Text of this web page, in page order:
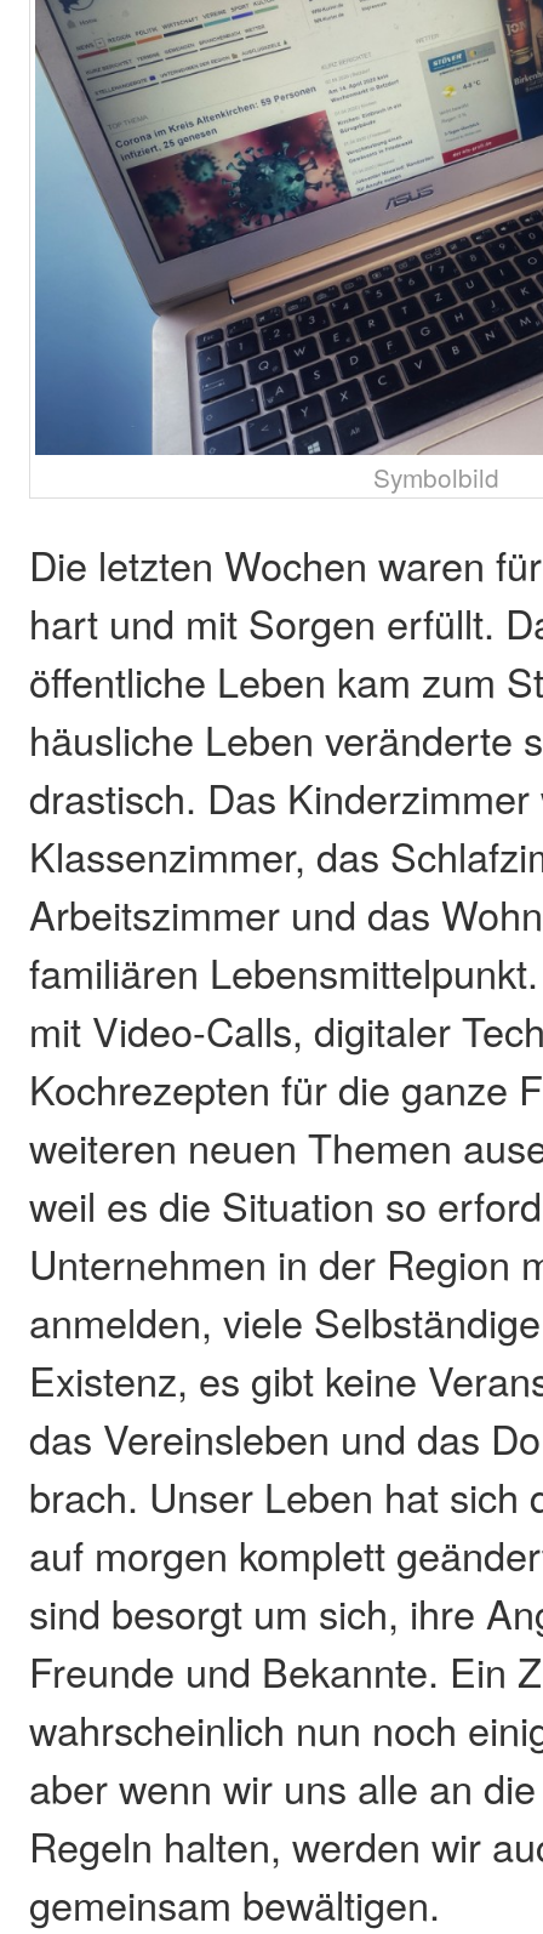
Symbolbild
Die letzten Wochen waren
hart und mit Sorgen erfüllt.
öffentliche Leben kam zum
häusliche Leben veränderte
drastisch. Das
Klassenzimmer, das
Arbeitszimmer und das
familiären
mit Video-Calls, digitaler
Kochrezepten für die ganze
weiteren neuen Themen
weil es die Situation so
Unternehmen in der Region
anmelden, viele
Existenz, es gibt keine
das Vereinsleben und das
brach. Unser Leben hat sich
auf morgen komplett
sind besorgt um sich, ihre
Freunde und Bekannte. Ein
wahrscheinlich nun noch
aber wenn wir uns alle an
Regeln halten, werden wir
gemeinsam bewältigen.